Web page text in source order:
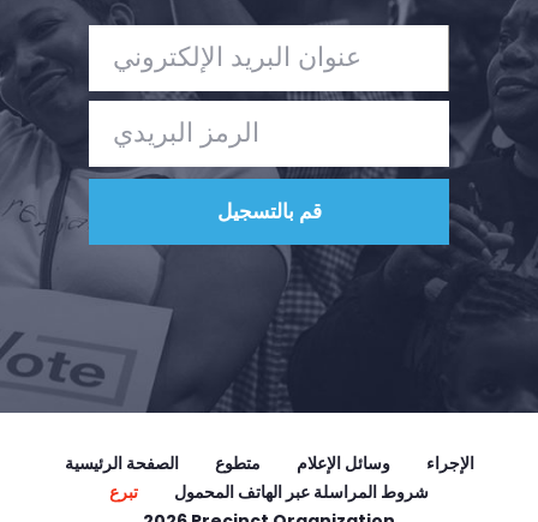
الصفحة الرئيسية متطوع وسائل الإعلام
الإجراء
تبرع
شروط المراسلة عبر الهاتف المحمول